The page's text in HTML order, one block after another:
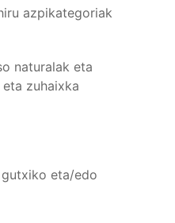
azpikategoriak
naturalak eta
zuhaixka
gutxiko eta/edo